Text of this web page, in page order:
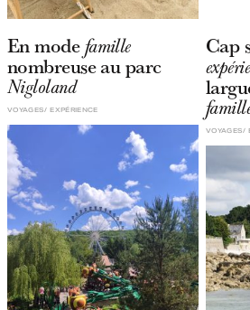
En mode famille
nombreuse au parc
Nigloland
EXPÉRIENCE
VOYAGES
Cap
VOYAGES